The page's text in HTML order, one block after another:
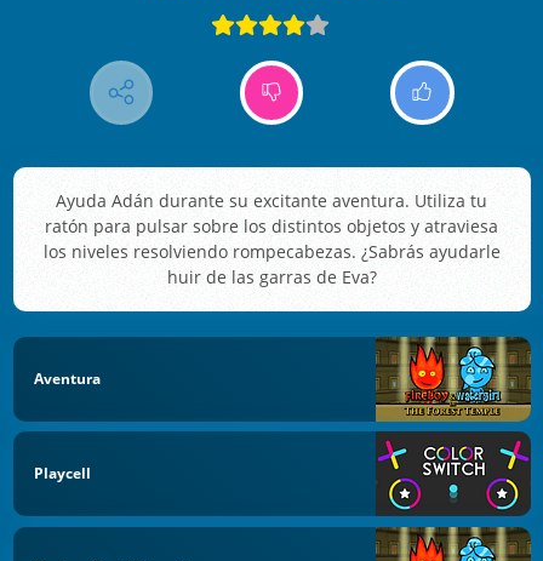
Ayuda Adán durante su excitante aventura. Utiliza tu
ratón para pulsar sobre los distintos objetos y atraviesa
los niveles resolviendo rompecabezas. ¿Sabrás ayudarle
huir de las garras de Eva?
Aventura
Playcell